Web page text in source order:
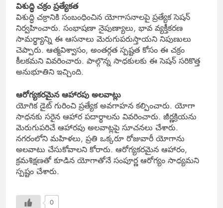
విశుద్ధి చక్రం ప్రత్యేకత
విశుద్ధి చక్రానికి సంబంధించిన యోగాసనాలపై ప్రత్యేక సెషన్
నిర్వహించారు. సంభాషణా నైపుణ్యాలు, భావ వ్యక్తీకరణ
సామర్థ్యాన్ని ఈ ఆసనాలు మెరుగుపరుస్తాయని నిపుణులు
చెప్పారు. ఆత్మవిశ్వాసం, అంతర్గత స్పష్టత కోసం ఈ చక్రం
కీలకమని వివరించారు. పాల్గొన్న సాధకులకు ఈ సెషన్ సరికొత్త
అనుభూతిని ఇచ్చింది.
ఆరోగ్యకరమైన ఆహారపు అలవాట్లు
యోగిక డైట్ గురించి ప్రత్యేక అవగాహన కల్పించారు. యోగా
సాధనకు సరైన ఆహార పదార్థాలను వివరించారు. జీర్ణక్రియను
మెరుగుపరిచే ఆహారపు అలవాట్లపై సూచనలు చేశారు.
నగరంలోని మహిళలు, ప్రతి ఒక్కరూ రోజువారీ యోగాను
అలవాటు చేసుకోవాలని కోరారు. ఆరోగ్యకరమైన ఆహారం,
క్రమశిక్షణతో కూడిన యోగాతోనే సంపూర్ణ ఆరోగ్యం సాధ్యమని
స్పష్టం చేశారు.
0